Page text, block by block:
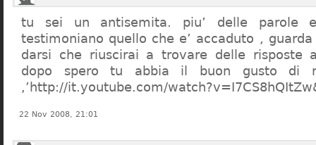
tu sei un antisemita. piu’ delle parole
testimoniano quello che e’ accaduto , guarda
darsi che riuscirai a trovare delle risposte
dopo spero tu abbia il buon gusto di
,’http://it.youtube.com/
22 Nov 2008, 21:01